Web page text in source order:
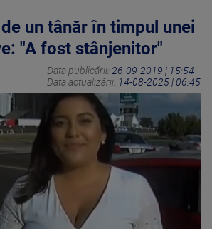
un tânăr în timpul unei
"A fost stânjenitor"
Data publicării: 26-09-2019 | 15:54
Data actualizării: 14-08-2025 | 06:45